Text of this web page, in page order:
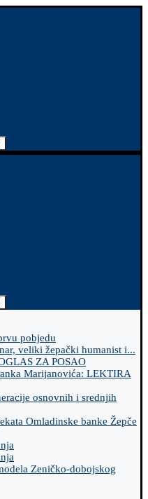
pobjedu
veliki žepački humanist i...
ZA POSAO
Marijanovića: LEKTIRA
osnovnih i srednjih
Omladinske banke Žepče
Zeničko-dobojskog